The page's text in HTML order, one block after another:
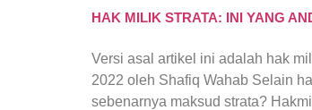
HAK MILIK STRATA: INI YANG
Versi asal artikel ini adalah hak
2022 oleh Shafiq Wahab Selain
sebenarnya maksud strata?